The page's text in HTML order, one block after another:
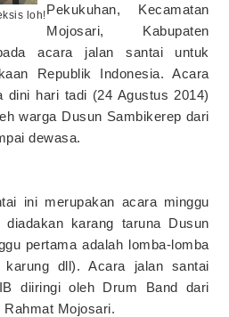
loh!Pekukuhan, Kecamatan
Mojosari, Kabupaten
acara jalan santai untuk
Republik Indonesia. Acara
dini hari tadi (24 Agustus 2014)
warga Dusun Sambikerep dari
dewasa.
merupakan acara minggu
karang taruna Dusun
pertama adalah lomba-lomba
karung dll). Acara jalan santai
diiringi oleh Drum Band dari
Mojosari.